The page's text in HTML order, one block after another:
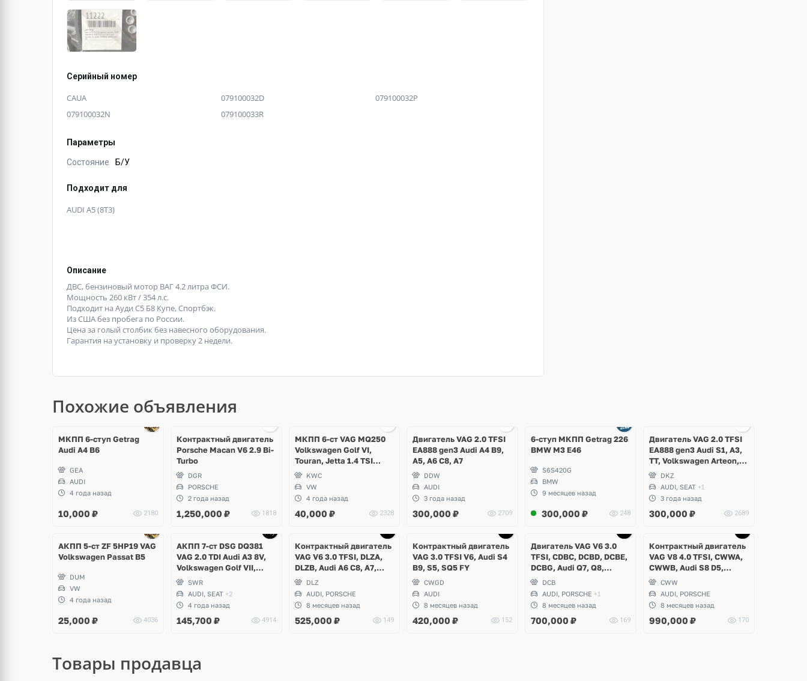
Серийный номер
CAUA 079100032D
079100032P
079100032N
079100033R
Параметры
Состояние Б/У
Подходит для
AUDI A5 (8T3)
Описание
ДВС, бензиновый мотор ВАГ 4.2 литра ФСИ.
Мощность 260 кВт / 354 л.с.
Подходит на Ауди С5 Б8 Купе, Спортбэк.
Из США без пробега по России.
Цена за голый столбик без навесного оборудования.
Гарантия на установку и проверку 2 недели.
Похожие объявления
МКПП 6-ступ Getrag
Audi A4 B6
GEA
AUDI
4 года назад
10,000 ₽ 2180
Контрактный двигатель
Porsche Macan V6 2.9 Bi-
Turbo
DGR
PORSCHE
2 года назад
1,250,000 ₽ 1818
МКПП 6-ст VAG MQ250
Volkswagen Golf VI,
Touran, Jetta 1.4 TSI
CAVD 160 л.с.
KWC
VW
4 года назад
40,000 ₽ 2328
Двигатель VAG 2.0 TFSI
EA888 gen3 Audi A4 B9,
A5, A6 C8, A7
DDW
AUDI
3 года назад
300,000 ₽ 2709
6-ступ МКПП Getrag 226
BMW M3 E46
S6S420G
BMW
9 месяцев назад
300,000 ₽ 248
Двигатель VAG 2.0 TFSI
EA888 gen3 Audi S1, A3,
TT, Volkswagen Arteon,
Tiguan, Passat B8, Seat
Ateca
DKZ
AUDI, SEAT +1
3 года назад
300,000 ₽ 2689
АКПП 5-ст ZF 5HP19 VAG
Volkswagen Passat B5
DUM
VW
4 года назад
25,000 ₽ 4036
АКПП 7-ст DSG DQ381
VAG 2.0 TDI Audi A3 8V,
Volkswagen Golf VII,
Skoda Octavia A7, Seat
Leon
SWR
AUDI, SEAT +2
4 года назад
145,700 ₽ 4914
Контрактный двигатель
VAG V6 3.0 TFSI, DLZA,
DLZB, Audi A6 C8, A7,
Porsche Macan
DLZ
AUDI, PORSCHE
8 месяцев назад
525,000 ₽ 149
Контрактный двигатель
VAG 3.0 TFSI V6, Audi S4
B9, S5, SQ5 FY
CWGD
AUDI
8 месяцев назад
420,000 ₽ 152
Двигатель VAG V6 3.0
TFSI, CDBC, DCBD, DCBE,
DCBG, Audi Q7, Q8,
Porsche Cayenne 9Y,
Volkswagen Touareg CR
DCB
AUDI, PORSCHE +1
8 месяцев назад
700,000 ₽ 169
Контрактный двигатель
VAG V8 4.0 TFSI, CWWA,
CWWB, Audi S8 D5,
Porsche Panamera Turbo
CWW
AUDI, PORSCHE
8 месяцев назад
990,000 ₽ 170
Товары продавца